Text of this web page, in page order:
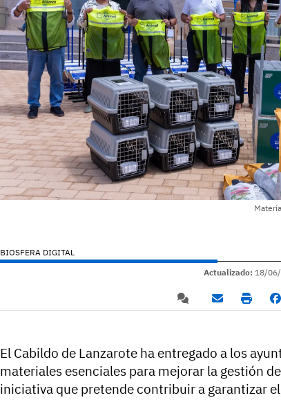
BIOSFERA DIGITAL
Actualizado: 18/
El Cabildo de Lanzarote ha entregado a los
materiales esenciales para mejorar la gestión
iniciativa que pretende contribuir a garantizar